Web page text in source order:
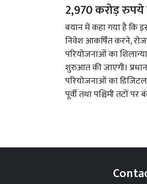
2,970 करोड़
बयान में कहा गया है कि
निवेश आकर्षित करने,
परियोजनाओं का
शुरुआत की जाएगी।
परियोजनाओं का
पूर्वी तथा पश्चिमी तटों